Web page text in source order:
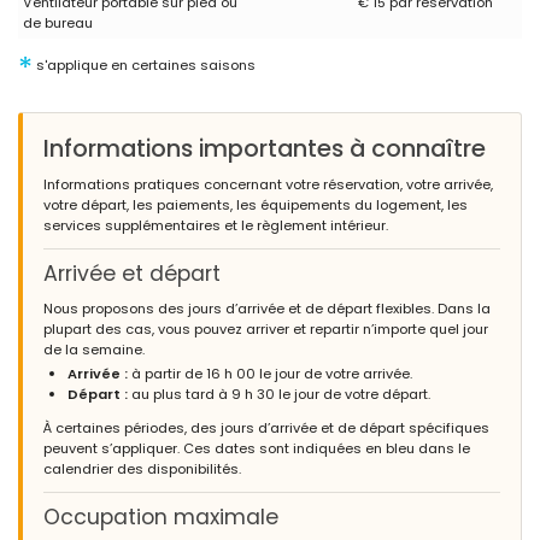
(Traduit par Google)
Excellent hébergement privé avec de belles vues.
- 9,4
Familles avec jeunes enfants - Octobre 2023 - Royaume-Uni :
We thoroughly enjoyed our stay, your villa is beautiful x
(Traduit par Google)
Nous avons vraiment apprécié notre séjour, votre villa est
magnifique x
Couples d'âge mûr - Juillet 2023 - Pologne :
(Texte original)
5 consecutive years of stays :)
(Traduit par Google)
5 années consécutives de séjours :)
de bureau
* s'applique en certaines saisons
Informations importantes à connaître
Informations pratiques concernant votre réservation, votre arrivée,
votre départ, les paiements, les équipements du logement, les
services supplémentaires et le règlement intérieur.
Arrivée et départ
Nous proposons des jours d’arrivée et de départ flexibles. Dans la
plupart des cas, vous pouvez arriver et repartir n’importe quel jour
de la semaine.
Arrivée : à partir de 16 h 00 le jour de votre arrivée.
Départ : au plus tard à 9 h 30 le jour de votre départ.
À certaines périodes, des jours d’arrivée et de départ spécifiques
peuvent s’appliquer. Ces dates sont indiquées en bleu dans le
calendrier des disponibilités.
Occupation maximale